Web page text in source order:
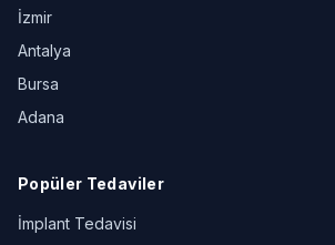
İzmir
Antalya
Bursa
Adana
Popüler Tedaviler
İmplant Tedavisi